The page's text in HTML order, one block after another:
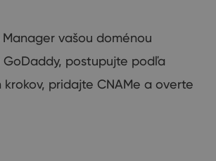
Manager vašou doménou
GoDaddy, postupujte podľa
krokov, pridajte CNAMe a overte